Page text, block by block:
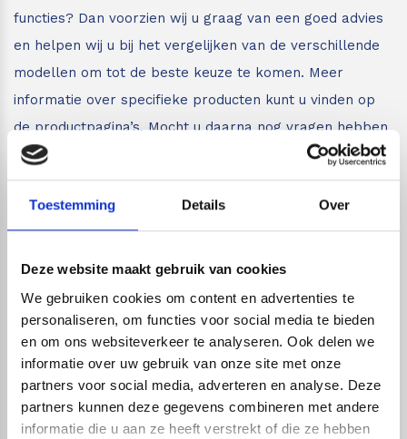
Toestemming Details Over
Deze website maakt gebruik van cookies
We gebruiken cookies om content en advertenties te
personaliseren, om functies voor social media te bieden
en om ons websiteverkeer te analyseren. Ook delen we
informatie over uw gebruik van onze site met onze
partners voor social media, adverteren en analyse. Deze
partners kunnen deze gegevens combineren met andere
informatie die u aan ze heeft verstrekt of die ze hebben
functies? Dan voorzien wij u graag van een goed advies
en helpen wij u bij het vergelijken van de verschillende
modellen om tot de beste keuze te komen. Meer
informatie over specifieke producten kunt u vinden op
de productpagina’s. Mocht u daarna nog vragen hebben
dan kunt u altijd per mail of telefoon contact met ons
opnemen.
Live chat
Chat met één van onze specialisten
Maandag t/m zondag tussen: 7:00 uur tot 22:00 uur
Wij zijn dus ook gewoon bereikbaar in het
weekend!